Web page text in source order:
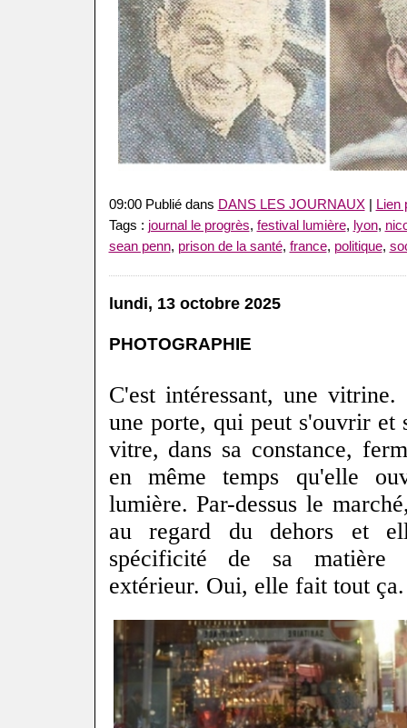
09:00 Publié dans DANS LES JOURNAUX|
Lien
Tags : journal le progrès, festival lumière, lyon,
sean penn, prison de la santé, france, politique,
lundi, 13 octobre 2025
PHOTOGRAPHIE
C'est intéressant, une vitrine.
une porte, qui peut s'ouvrir et
vitre, dans sa constance,
en même temps qu'elle
lumière. Par-dessus le
au regard du dehors et
spécificité de sa matière
extérieur. Oui, elle fait tout ça.